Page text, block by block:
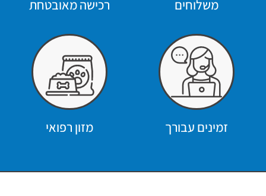
משלוחים רכישה מאובטחת
זמינים עבורך מזון רפואי